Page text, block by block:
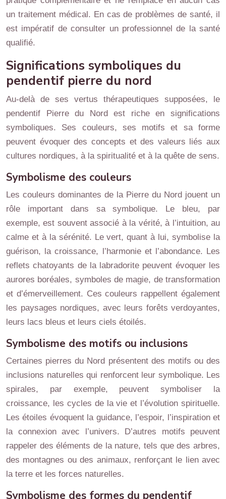
un traitement médical. En cas de problèmes de santé, il
est impératif de consulter un professionnel de la santé
qualifié.
Significations symboliques du
pendentif pierre du nord
Au-delà de ses vertus thérapeutiques supposées, le
pendentif Pierre du Nord est riche en significations
symboliques. Ses couleurs, ses motifs et sa forme
peuvent évoquer des concepts et des valeurs liés aux
cultures nordiques, à la spiritualité et à la quête de sens.
Symbolisme des couleurs
Les couleurs dominantes de la Pierre du Nord jouent un
rôle important dans sa symbolique. Le bleu, par
exemple, est souvent associé à la vérité, à l’intuition, au
calme et à la sérénité. Le vert, quant à lui, symbolise la
guérison, la croissance, l’harmonie et l’abondance. Les
reflets chatoyants de la labradorite peuvent évoquer les
aurores boréales, symboles de magie, de transformation
et d’émerveillement. Ces couleurs rappellent également
les paysages nordiques, avec leurs forêts verdoyantes,
leurs lacs bleus et leurs ciels étoilés.
Symbolisme des motifs ou inclusions
Certaines pierres du Nord présentent des motifs ou des
inclusions naturelles qui renforcent leur symbolique. Les
spirales, par exemple, peuvent symboliser la
croissance, les cycles de la vie et l’évolution spirituelle.
Les étoiles évoquent la guidance, l’espoir, l’inspiration et
la connexion avec l’univers. D’autres motifs peuvent
rappeler des éléments de la nature, tels que des arbres,
des montagnes ou des animaux, renforçant le lien avec
la terre et les forces naturelles.
Symbolisme des formes du pendentif